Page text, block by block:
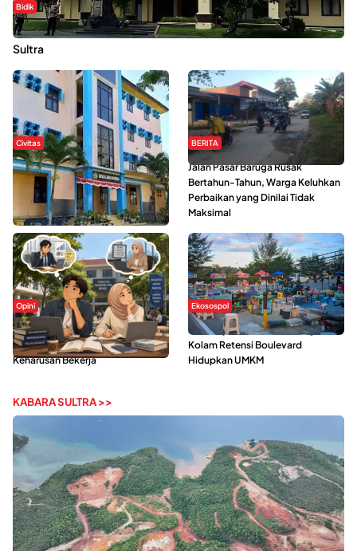
Bidik
Dugaan Kekerasan Seksual di UIN Kendari Dilaporkan ke Polda
Sultra
Civitas
Di Balik Kehidupan Ma’had Al-
Jami’ah UIN Kendari : Mahasiswa
Ceritakan Manfaat dan Tantangan
BERITA
Jalan Pasar Baruga Rusak
Bertahun-Tahun, Warga Keluhkan
Perbaikan yang Dinilai Tidak
Maksimal
Opini
Kerasnya Kehidupan Mahasiswa di
Tengah Gempuran Tugas dan
Keharusan Bekerja
Ekosospol
Ramainya Aktivitas Olahraga di
Kolam Retensi Boulevard
Hidupkan UMKM
KABARA SULTRA >>